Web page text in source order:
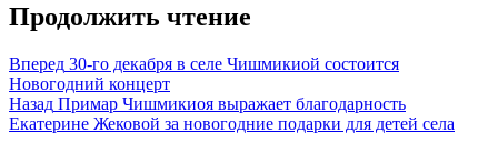
Продолжить чтение
Вперед 30-го декабря в селе Чишмикиой состоится
Новогодний концерт
Назад Примар Чишмикиоя выражает благодарность
Екатерине Жековой за новогодние подарки для детей села